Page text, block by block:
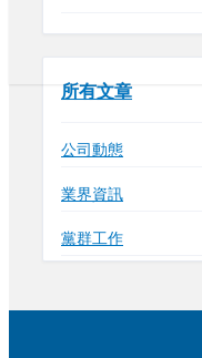
所有文章
公司動態
業界資訊
黨群工作